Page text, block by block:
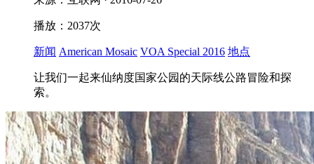
播放：2037次
新闻 American Mosaic VOA Special 2016 地点
让我们一起来仙纳度国家公园的天际线公路冒险和探
索。